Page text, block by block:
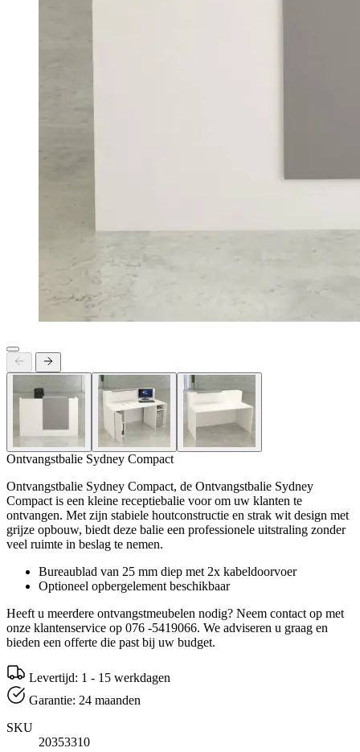
Ontvangstbalie Sydney Compact
Ontvangstbalie Sydney Compact, de Ontvangstbalie Sydney
Compact is een kleine receptiebalie voor om uw klanten te
ontvangen. Met zijn stabiele houtconstructie en strak wit design met
grijze opbouw, biedt deze balie een professionele uitstraling zonder
veel ruimte in beslag te nemen.
Bureaublad van 25 mm diep met 2x kabeldoorvoer
Optioneel opbergelement beschikbaar
Heeft u meerdere ontvangstmeubelen nodig? Neem contact op met
onze klantenservice op 076 -5419066. We adviseren u graag en
bieden een offerte die past bij uw budget.
Levertijd: 1 - 15 werkdagen
Garantie: 24 maanden
SKU
20353310